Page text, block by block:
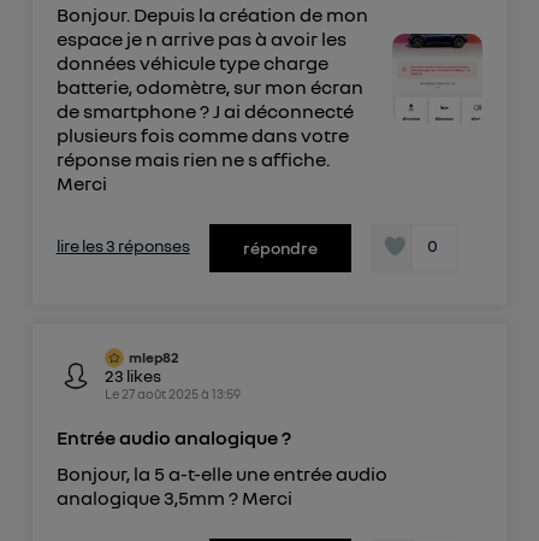
Bonjour. Depuis la création de mon
espace je n arrive pas à avoir les
données véhicule type charge
batterie, odomètre, sur mon écran
de smartphone ? J ai déconnecté
plusieurs fois comme dans votre
réponse mais rien ne s affiche.
Merci
lire les 3 réponses répondre 0
mlep82
23 likes
Le 27 août 2025à 13:59
Entrée audio analogique ?
Bonjour, la 5 a-t-elle une entrée audio
analogique 3,5mm ? Merci